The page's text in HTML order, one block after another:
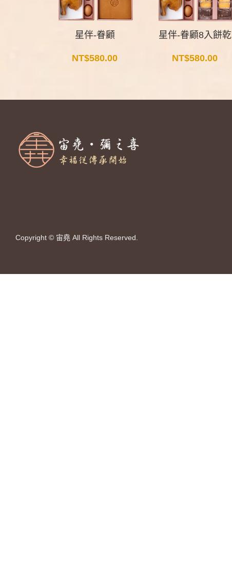
星伴-眷顧
NT$580.00
星伴-眷顧8入餅乾
NT$580.00
Copyright © 宙堯 All Rights Reserved.